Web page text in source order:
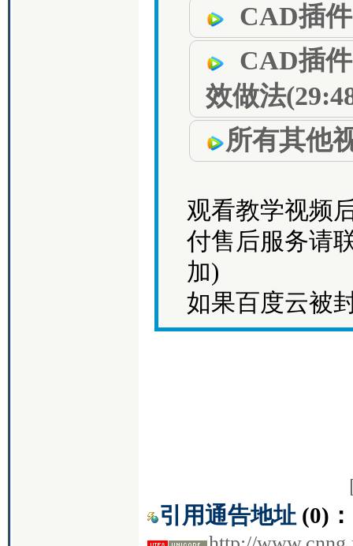
CAD插
CAD插
效做法
所有其他
观看教学视频
付售后服务请
加)
如果百度云被
引用通告地址 (0)：